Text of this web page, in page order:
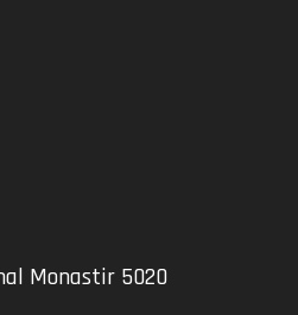
Monastir 5020